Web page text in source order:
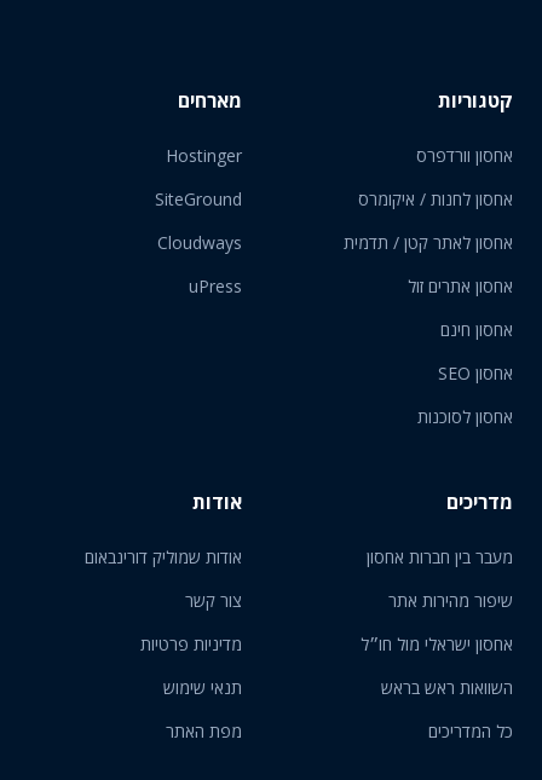
קטגוריות
אחסון וורדפרס
אחסון לחנות / איקומרס
אחסון לאתר קטן / תדמית
אחסון אתרים זול
אחסון חינם
אחסון SEO
אחסון לסוכנות
מארחים
Hostinger
SiteGround
Cloudways
uPress
מדריכים
מעבר בין חברות אחסון
שיפור מהירות אתר
אחסון ישראלי מול חו״ל
השוואות ראש בראש
כל המדריכים
אודות
אודות שמוליק דורינבאום
צור קשר
מדיניות פרטיות
תנאי שימוש
מפת האתר